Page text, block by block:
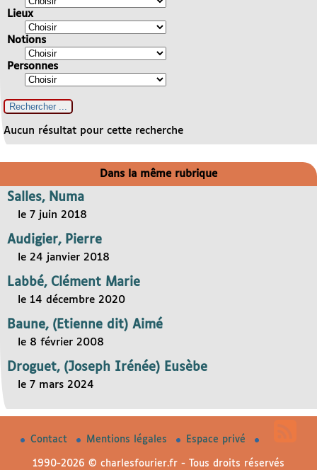
Lieux
Notions
Personnes
Aucun résultat pour cette recherche
Dans la même rubrique
Salles, Numa
le 7 juin 2018
Audigier, Pierre
le 24 janvier 2018
Labbé, Clément Marie
le 14 décembre 2020
Baune, (Etienne dit) Aimé
le 8 février 2008
Droguet, (Joseph Irénée) Eusèbe
le 7 mars 2024
Contact Mentions légales Espace privé
1990-2026 © charlesfourier.fr - Tous droits réservés